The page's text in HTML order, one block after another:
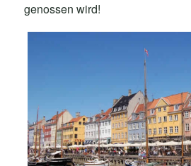
genossen wird!